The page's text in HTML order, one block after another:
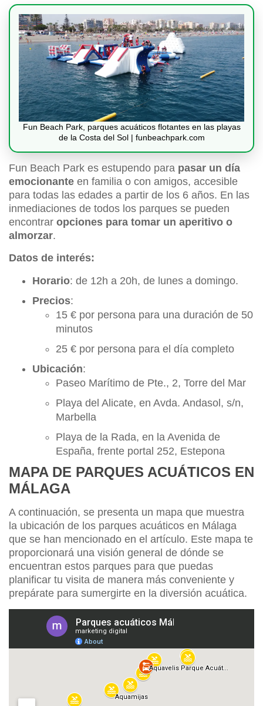
Fun Beach Park, parques acuáticos flotantes en las playas
de la Costa del Sol | funbeachpark.com
Fun Beach Park es estupendo para pasar un día
emocionante en familia o con amigos, accesible
para todas las edades a partir de los 6 años. En las
inmediaciones de todos los parques se pueden
encontrar opciones para tomar un aperitivo o
almorzar.
Datos de interés:
Horario: de 12h a 20h, de lunes a domingo.
Precios:
15 € por persona para una duración de 50
minutos
25 € por persona para el día completo
Ubicación:
Paseo Marítimo de Pte., 2, Torre del Mar
Playa del Alicate, en Avda. Andasol, s/n,
Marbella
Playa de la Rada, en la Avenida de
España, frente portal 252, Estepona
MAPA DE PARQUES ACUÁTICOS EN
MÁLAGA
A continuación, se presenta un mapa que muestra
la ubicación de los parques acuáticos en Málaga
que se han mencionado en el artículo. Este mapa te
proporcionará una visión general de dónde se
encuentran estos parques para que puedas
planificar tu visita de manera más conveniente y
prepárate para sumergirte en la diversión acuática.